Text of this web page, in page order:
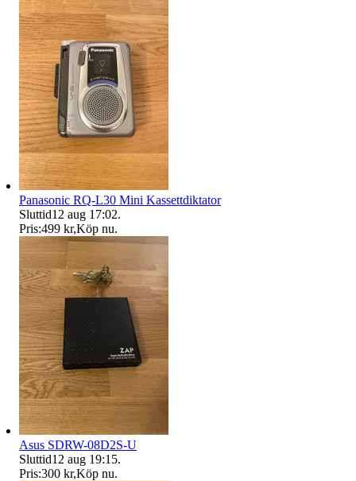
Panasonic RQ-L30 Mini Kassettdiktator
Sluttid12 aug 17:02.
Pris:499 kr,Köp nu.
Asus SDRW-08D2S-U
Sluttid12 aug 19:15.
Pris:300 kr,Köp nu.